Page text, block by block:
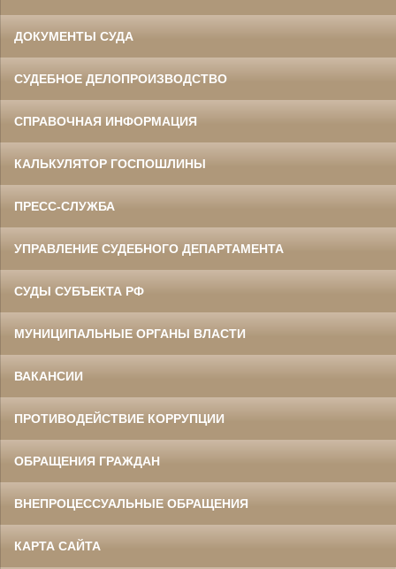
ДОКУМЕНТЫ СУДА
СУДЕБНОЕ ДЕЛОПРОИЗВОДСТВО
СПРАВОЧНАЯ ИНФОРМАЦИЯ
КАЛЬКУЛЯТОР ГОСПОШЛИНЫ
ПРЕСС-СЛУЖБА
УПРАВЛЕНИЕ СУДЕБНОГО ДЕПАРТАМЕНТА
СУДЫ СУБЪЕКТА РФ
МУНИЦИПАЛЬНЫЕ ОРГАНЫ ВЛАСТИ
ВАКАНСИИ
ПРОТИВОДЕЙСТВИЕ КОРРУПЦИИ
ОБРАЩЕНИЯ ГРАЖДАН
ВНЕПРОЦЕССУАЛЬНЫЕ ОБРАЩЕНИЯ
КАРТА САЙТА